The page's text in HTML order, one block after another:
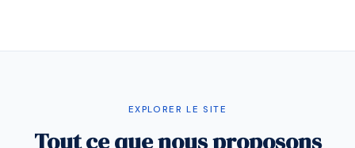
EXPLORER LE SITE
Tout ce que nous proposons